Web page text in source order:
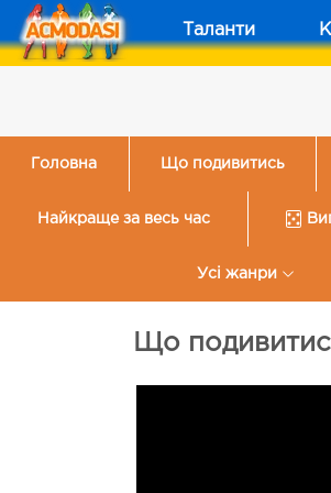
Таланти
Головна Що подивитись
Найкраще за весь час
Усі жанри
Що